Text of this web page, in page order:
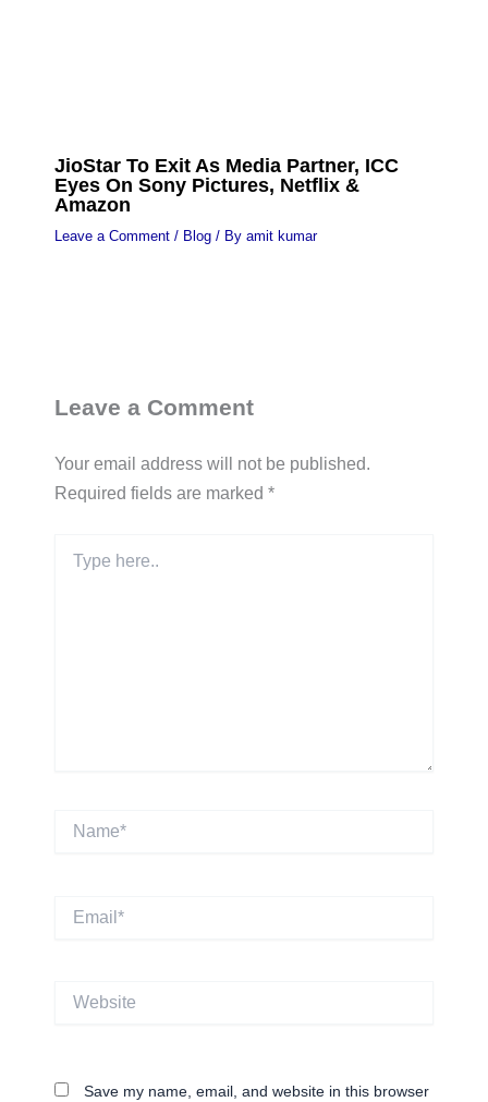
JioStar To Exit As Media Partner, ICC
Eyes On Sony Pictures, Netflix &
Amazon
Leave a Comment / Blog/ By amit kumar
Leave a Comment
Your email address will not be published.
Required fields are marked *
here..
Website
Save my name, email, and website in this browser